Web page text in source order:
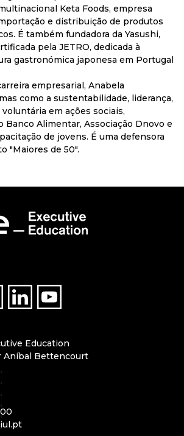
Keta Foods, empresa
e distribuição de produtos
É também fundadora da Yasushi,
pela JETRO, dedicada à
gastronómica japonesa em Portugal
empresarial, Anabela
como a sustentabilidade, liderança,
em ações sociais,
Banco Alimentar, Associação Dnovo e
de jovens. É uma defensora
"Maiores de 50".
Education
Aníbal Bettencourt